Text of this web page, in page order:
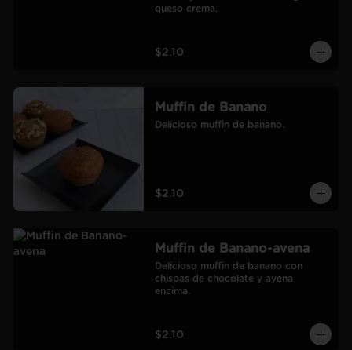
queso crema.
$2.10
Muffin de Banano
Delicioso muffin de banano.
$2.10
Muffin de Banano-avena
Delicioso muffin de banano con
chispas de chocolate y avena
encima.
$2.10